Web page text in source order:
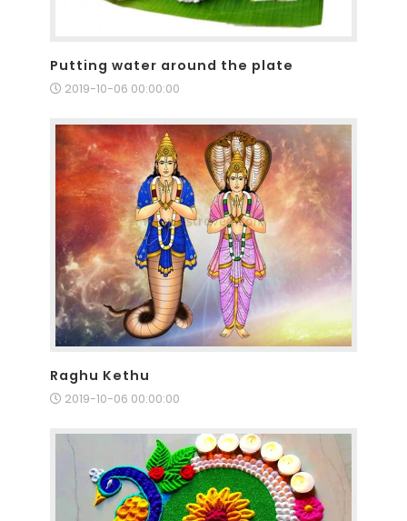
Putting water around the plate
2019-10-06 00:00:00
Raghu Kethu
2019-10-06 00:00:00